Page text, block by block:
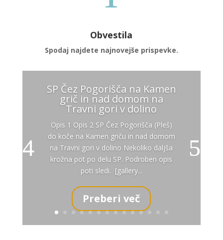
Obvestila
Spodaj najdete najnovejše prispevke.
SP Čez Pogorišča na Kamen
grič in nad domom na
Travni gori v dolino
Opis 1 Opis 2 SP Čez Pogorišča (Pleš)
do koče na Kamen griču in nad domom
na Travni gori v dolino Nekoliko daljša
krožna pot po delu SP. Podroben opis
poti sledi. [gallery...
Preberi več